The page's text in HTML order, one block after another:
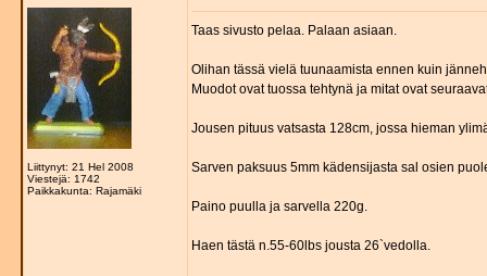
Liittynyt: 21 Hel 2008
Viestejä: 1742
Paikkakunta: Rajamäki
Taas sivusto pelaa. Palaan asiaan.
Olihan tässä vielä tuunaamista ennen kuin
Muodot ovat tuossa tehtynä ja mitat ovat
Jousen pituus vatsasta 128cm, jossa hieman
Sarven paksuus 5mm kädensijasta sal osien
Paino puulla ja sarvella 220g.
Haen tästä n.55-60lbs jousta 26`vedolla.